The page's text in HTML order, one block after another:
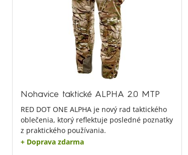
Nohavice taktické ALPHA 2.0 MTP
RED DOT ONE ALPHA je nový rad taktického
oblečenia, ktorý reflektuje posledné poznatky
z praktického používania.
+ Doprava zdarma